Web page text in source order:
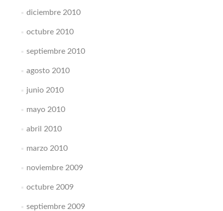
diciembre 2010
octubre 2010
septiembre 2010
agosto 2010
junio 2010
mayo 2010
abril 2010
marzo 2010
noviembre 2009
octubre 2009
septiembre 2009